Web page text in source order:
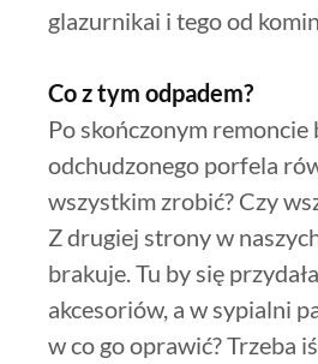
glazurnikai i tego od
Co z tym odpadem?
Po skończonym
odchudzonego porfela
wszystkim zrobić? Czy
Z drugiej strony w
brakuje. Tu by się
akcesoriów, a w sypialni
w co go oprawić? Trzeba